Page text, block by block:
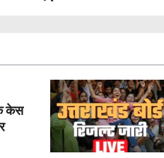
केस